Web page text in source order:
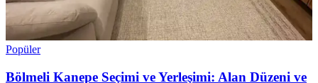
Popüler
Bölmeli Kanepe Seçimi ve Yerleşimi: Alan Düzeni ve